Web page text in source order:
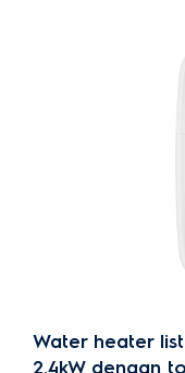
Water heater
2.4kW dengan